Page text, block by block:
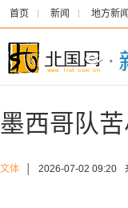
首页 新闻 地方新闻
墨西哥队
文体 2026-07-02 09:20